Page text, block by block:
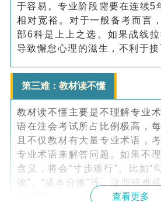
于容易。专业阶段需要在连续5
相对宽裕。对于一般备考而言
部6科是上上之选。如果战线
导致懈怠心理的滋生，不利于接
第三难：教材读不懂
教材读不懂主要是不理解专业
语在注会考试所占比例极高，
且不仅教材有大量专业术语，
专业术语来解答问题。如果不
含义，将会“寸步难行”。比如“
效”、“成本分摊”等，这些或难
查看更多